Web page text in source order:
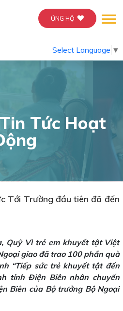
ỦNG HỘ
Select Language ▼
Tức Hoạt
Tới Trường đầu tiên đã đến
Quỹ Vì trẻ em khuyết tật Việt
giao đã trao 100 phần quà
“Tiếp sức trẻ khuyết tật đến
tỉnh Điện Biên nhân chuyến
Biên của Bộ trưởng Bộ Ngoại